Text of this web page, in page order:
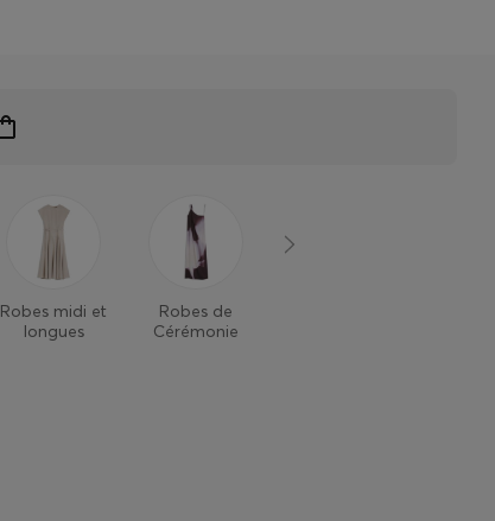
Robes midi et
longues
Robes de
Cérémonie